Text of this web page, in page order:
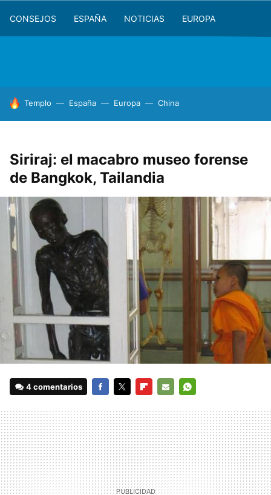
CONSEJOS ESPAÑA NOTICIAS EUROPA
HOY SE HABLA DE
Templo España Europa China
Siriraj: el macabro museo forense
de Bangkok, Tailandia
4 comentarios
MAIL